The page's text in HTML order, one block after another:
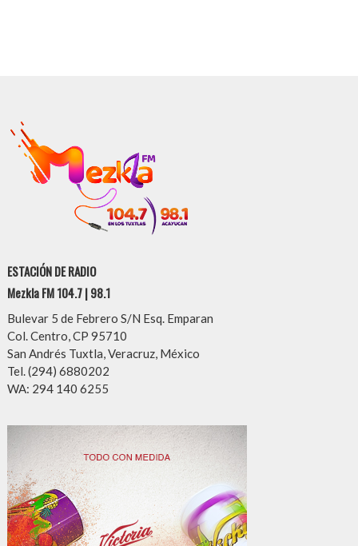
ESTACIÓN DE RADIO
Mezkla FM 104.7 | 98.1
Bulevar 5 de Febrero S/N Esq. Emparan
Col. Centro, CP 95710
San Andrés Tuxtla, Veracruz, México
Tel. (294) 6880202
WA: 294 140 6255